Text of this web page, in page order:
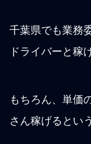
千葉県でも業務
ドライバーと稼
もちろん、単価
さん稼げるとい